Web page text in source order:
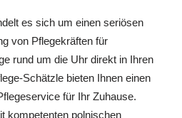
es sich um einen seriösen
von Pflegekräften für
rund um die Uhr direkt in Ihren
Schätzle bieten Ihnen einen
für Ihr Zuhause.
kompetenten polnischen